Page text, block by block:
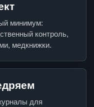
минимум:
контроль,
медкнижки.
для